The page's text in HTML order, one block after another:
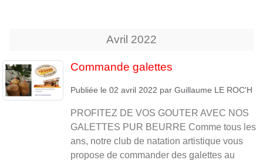
Avril 2022
Commande galettes
Publiée le 02 avril 2022 par Guillaume LE ROC'H
PROFITEZ DE VOS GOUTER AVEC NOS
GALETTES PUR BEURRE Comme tous les
ans, notre club de natation artistique vous
propose de commander des galettes au